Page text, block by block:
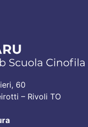
60
– Rivoli TO